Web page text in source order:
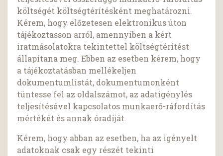
költségét költségtérítésként meghatározni.
Kérem, hogy előzetesen elektronikus úton
tájékoztasson arról, amennyiben a kért
iratmásolatokra tekintettel költségtérítést
állapítana meg. Ebben az esetben kérem, hogy
a tájékoztatásban mellékeljen
dokumentumlistát, dokumentumonként
tüntesse fel az oldalszámot, az adatigénylés
teljesítésével kapcsolatos munkaerő-ráfordítás
mértékét és annak óradíját.
Kérem, hogy abban az esetben, ha az igényelt
adatoknak csak egy részét tekinti